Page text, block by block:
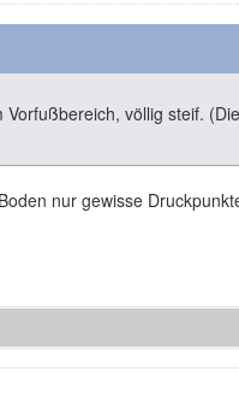
völlig steif.
nur gewisse